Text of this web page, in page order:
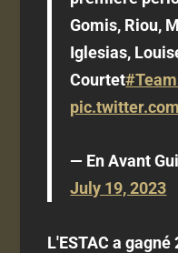
Gomis, Riou,
Iglesias,
Courtet
— En Avant
July 19, 2023
L'ESTAC a